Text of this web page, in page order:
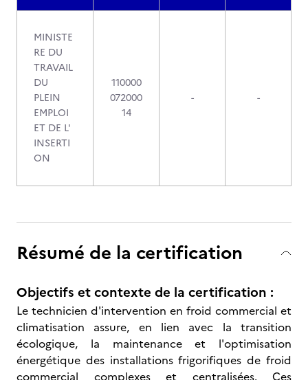
MINISTE
RE DU
TRAVAIL
DU
PLEIN
EMPLOI
ET DE L'
INSERTI
ON
110000
072000
14
- -
Résumé de la certification
Objectifs et contexte de la certification :
Le technicien d'intervention en froid commercial et
climatisation assure, en lien avec la transition
écologique, la maintenance et l'optimisation
énergétique des installations frigorifiques de froid
commercial complexes et centralisées. Ces